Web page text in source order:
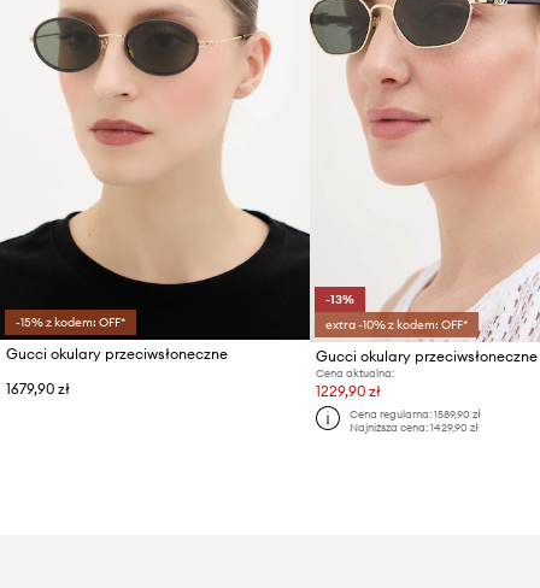
-15% z kodem: OFF*
Gucci okulary przeciwsłoneczne
1679,90 zł
-13%
extra -10% z kodem: OFF*
Gucci okulary przeciwsłoneczne
Cena aktualna:
1229,90 zł
Cena regularna:1589,90 zł
Najniższa cena:1429,90 zł